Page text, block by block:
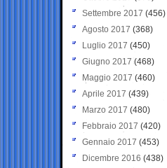
Settembre 2017 (456)
Agosto 2017 (368)
Luglio 2017 (450)
Giugno 2017 (468)
Maggio 2017 (460)
Aprile 2017 (439)
Marzo 2017 (480)
Febbraio 2017 (420)
Gennaio 2017 (453)
Dicembre 2016 (438)